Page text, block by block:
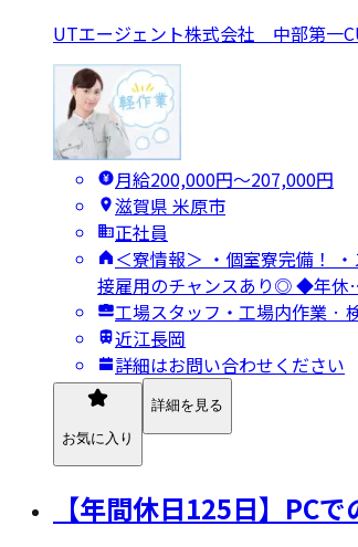
UTエージェント株式会社 中部第一
月給200,000円〜207,000円
滋賀県 米原市
正社員
＜寮情報＞ ・個室寮完備！
接雇用のチャンスあり◎ ◆年
工場スタッフ・工場内作業 ·
近江長岡
詳細はお問い合わせください
お気に入り
詳細を見る
【年間休日125日】PC